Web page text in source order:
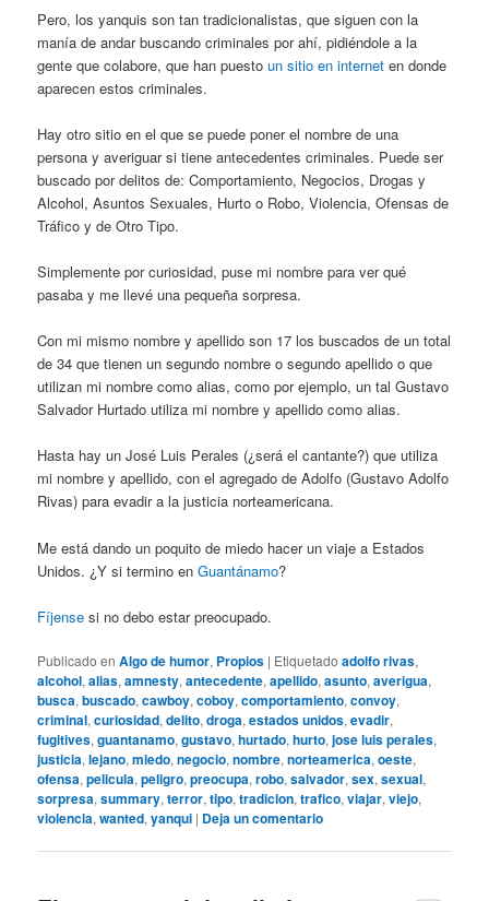
Pero, los yanquis son tan tradicionalistas, que siguen con la
manía de andar buscando criminales por ahí, pidiéndole a la
gente que colabore, que han puestoun sitio en internet en donde
aparecen estos criminales.
Hay otro sitio en el que se puede poner el nombre de una
persona y averiguar si tiene antecedentes criminales. Puede ser
buscado por delitos de: Comportamiento, Negocios, Drogas y
Alcohol, Asuntos Sexuales, Hurto o Robo, Violencia, Ofensas de
Tráfico y de Otro Tipo.
Simplemente por curiosidad, puse mi nombre para ver qué
pasaba y me llevé una pequeña sorpresa.
Con mi mismo nombre y apellido son 17 los buscados de un total
de 34 que tienen un segundo nombre o segundo apellido o que
utilizan mi nombre como alias, como por ejemplo, un tal Gustavo
Salvador Hurtado utiliza mi nombre y apellido como alias.
Hasta hay un José Luis Perales (¿será el cantante?) que utiliza
mi nombre y apellido, con el agregado de Adolfo (Gustavo Adolfo
Rivas) para evadir a la justicia norteamericana.
Me está dando un poquito de miedo hacer un viaje a Estados
Unidos. ¿Y si termino enGuantánamo?
Fíjense si no debo estar preocupado.
Publicado en Algo de humor, Propios | Etiquetado adolfo rivas,
alcohol,alias,amnesty,antecedente,apellido,asunto,averigua,
busca,buscado,cawboy,coboy,comportamiento,convoy,
criminal,curiosidad,delito,droga,estados unidos,evadir,
fugitives,guantanamo,gustavo,hurtado,hurto,jose luis perales,
justicia,lejano,miedo,negocio,nombre,norteamerica,oeste,
ofensa,pelicula,peligro,preocupa,robo,salvador,sex,sexual,
sorpresa,summary,terror,tipo,tradicion,trafico,viajar,viejo,
violencia,wanted,yanqui | Deja un comentario